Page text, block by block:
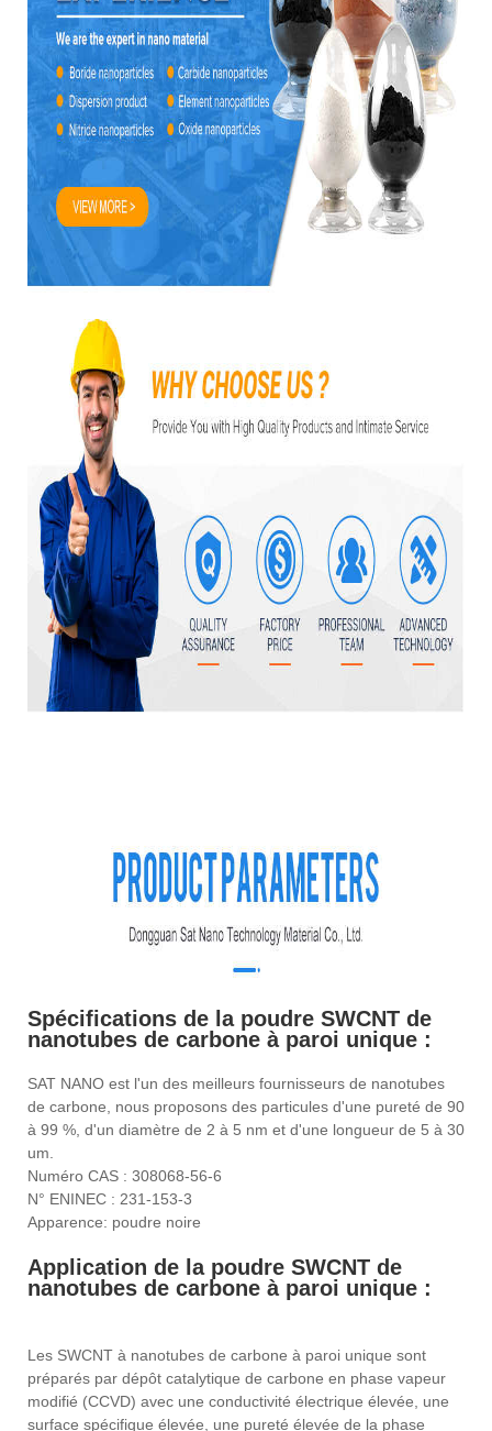
Spécifications de la poudre SWCNT de
nanotubes de carbone à paroi unique :
SAT NANO est l'un des meilleurs fournisseurs de nanotubes
de carbone, nous proposons des particules d'une pureté de 90
à 99 %, d'un diamètre de 2 à 5 nm et d'une longueur de 5 à 30
um.
Numéro CAS : 308068-56-6
N° ENINEC : 231-153-3
Apparence: poudre noire
Application de la poudre SWCNT de
nanotubes de carbone à paroi unique :
Les SWCNT à nanotubes de carbone à paroi unique sont
préparés par dépôt catalytique de carbone en phase vapeur
modifié (CCVD) avec une conductivité électrique élevée, une
surface spécifique élevée, une pureté élevée de la phase